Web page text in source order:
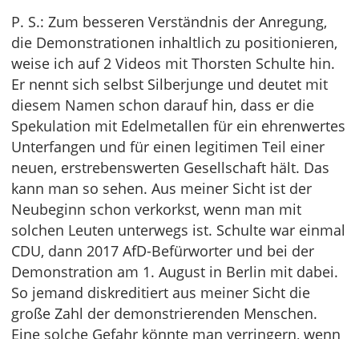
P. S.: Zum besseren Verständnis der Anregung,
die Demonstrationen inhaltlich zu positionieren,
weise ich auf 2 Videos mit Thorsten Schulte hin.
Er nennt sich selbst Silberjunge und deutet mit
diesem Namen schon darauf hin, dass er die
Spekulation mit Edelmetallen für ein ehrenwertes
Unterfangen und für einen legitimen Teil einer
neuen, erstrebenswerten Gesellschaft hält. Das
kann man so sehen. Aus meiner Sicht ist der
Neubeginn schon verkorkst, wenn man mit
solchen Leuten unterwegs ist. Schulte war einmal
CDU, dann 2017 AfD-Befürworter und bei der
Demonstration am 1. August in Berlin mit dabei.
So jemand diskreditiert aus meiner Sicht die
große Zahl der demonstrierenden Menschen.
Eine solche Gefahr könnte man verringern, wenn